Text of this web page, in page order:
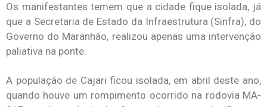
Os manifestantes temem que a cidade fique isolada, já
que a Secretaria de Estado da Infraestrutura (Sinfra), do
Governo do Maranhão, realizou apenas uma intervenção
paliativa na ponte.
A população de Cajari ficou isolada, em abril deste ano,
quando houve um rompimento ocorrido na rodovia MA-